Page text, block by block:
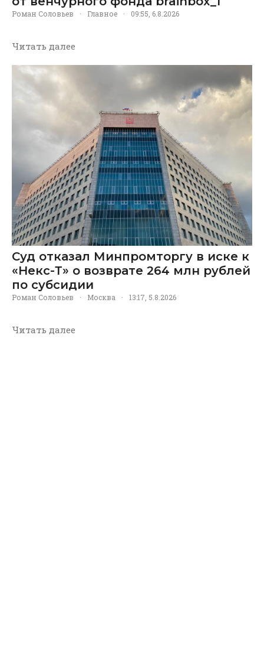
Роман Соловьев · Главное · 09:55, 6.8.2026
Читать далее
Суд отказал Минпромторгу в иске к
«Некс-Т» о возврате 264 млн рублей
по субсидии
Роман Соловьев · Москва · 13:17, 5.8.2026
Читать далее